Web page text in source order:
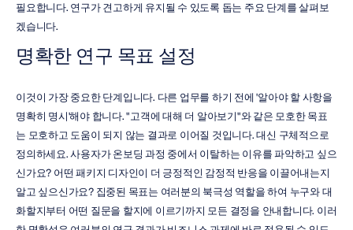
필요합니다. 연구가 견고하게 유지될 수 있도록 돕는 주요 단계를 살펴보
겠습니다.
명확한 연구 목표 설정
이것이 가장 중요한 단계입니다. 다른 업무를 하기 전에 '알아야 할 사항을
명확히 명시'해야 합니다. "고객에 대해 더 알아보기"와 같은 모호한 목표
는 모호하고 도움이 되지 않는 결과로 이어질 것입니다. 대신 구체적으로
정의하세요. 사용자가 온보딩 과정 중에서 이탈하는 이유를 파악하고 싶으
신가요? 어떤 패키지 디자인이 더 긍정적인 감정적 반응을 이끌어내는지
알고 싶으신가요? 집중된 목표는 여러분의 북극성 역할을 하여 누구와 대
화할지부터 어떤 질문을 할지에 이르기까지 모든 결정을 안내합니다. 이러